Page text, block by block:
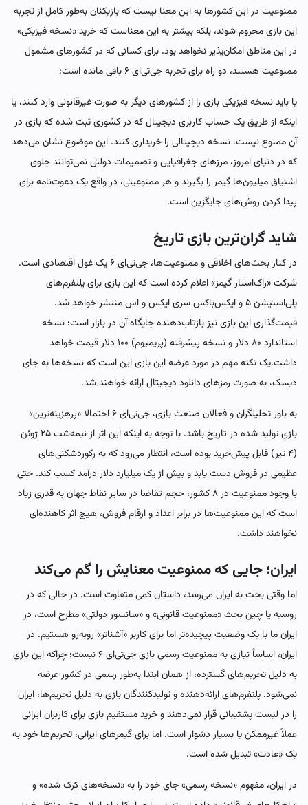
ممنوعیت در این کشورها به این معنا نیست که بازیکنان به‌طور کامل از تجربه
این بازی محروم شوند، بلکه بیشتر به این معناست که خرید «نسخه فیزیکی»
در این مناطق امکان‌پذیر نخواهد بود. برای کسانی که در کشورهای مشمول
ممنوعیت هستند، دو راه برای تجربه جی‌تی‌ای ۶ باقی مانده است:
یا باید نسخه فیزیکی بازی را از کشورهای دیگر به صورت غیرقانونی وارد کنند، یا
اینکه از طریق یک حساب کاربری دیجیتال که در کشوری ثبت شده که بازی در
آن ممنوع نیست، نسخه دیجیتالی را خریداری کنند. این موضوع نشان می‌دهد
که در دنیای امروز، مرزهای جغرافیایی و تصمیمات دولتی نمی‌توانند جلوی
اشتیاق میلیون‌ها گیمر را بگیرند و هر ممنوعیتی، در واقع یک دعوت‌نامه برای
پیدا کردن روش‌های جایگزین است.
شاید گران‌ترین بازی تاریخ
در کنار بحث‌های اخلاقی و ممنوعیت‌ها، جی‌تی‌ای ۶ یک غول اقتصادی است.
شرکت «راک‌استار گیمز» اعلام کرده است که این بازی برای پلتفرم‌های
پلی‌استیشن ۵ و ایکس‌باکس سری ایکس و اس منتشر خواهد شد.
قیمت‌گذاری این بازی نیز بازتاب‌دهنده جایگاه آن در بازار است؛ نسخه
استاندارد ۸۰ دلار و نسخه پیشرفته (پریمیوم) ۱۰۰ دلار قیمت خواهد
داشت.یک نکته مهم در مورد عرضه این بازی این است که نسخه‌ها به جای
دیسک، به صورت رمزهای دانلود دیجیتال ارائه خواهند شد.
به باور تحلیلگران و فعالان صنعت بازی، جی‌تی‌ای ۶ احتمالا «پرهزینه‌ترین»
بازی تولید شده در تاریخ باشد. با توجه به اینکه این اثر از نیمه‌شب ۲۵ ژوئن
(۴ تیر) قابل پیش‌خرید بوده است، انتظار می‌رود که به رکوردشکنی‌های
عظیمی در فروش دست یابد و بیش از یک میلیارد دلار درآمد کسب کند. حتی
با وجود ممنوعیت در ۸ کشور، حجم تقاضا در سایر نقاط جهان به قدری زیاد
است که این ممنوعیت‌ها در برابر اعداد و ارقام فروش، هیچ اثر کاهنده‌ای
نخواهند داشت.
ایران؛ جایی که ممنوعیت معنایش را گم می‌کند
اما وقتی بحث به ایران می‌رسد، داستان کمی متفاوت است. در حالی که در
روسیه یا چین بحث «ممنوعیت قانونی» و «سانسور دولتی» مطرح است، در
ایران ما با یک وضعیت پیچیده‌تر اما برای کاربر «آشناتر» روبه‌رو هستیم. در
ایران، اساساً نیازی به ممنوعیت رسمی بازی جی‌تی‌ای ۶ نیست؛ چراکه این بازی
به دلیل تحریم‌های گسترده، از همان ابتدا به‌طور رسمی در کشور عرضه
نمی‌شود. پلتفرم‌های ارائه‌دهنده و تولیدکنندگان بازی به دلیل تحریم‌ها، ایران
را در لیست پشتیبانی قرار نمی‌دهند و خرید مستقیم بازی برای کاربران ایرانی
عملاً غیرممکن یا بسیار دشوار است. اما برای گیمرهای ایرانی، تحریم‌ها خود به
یک «عادت» تبدیل شده است.
در ایران، مفهوم «نسخه رسمی» جای خود را به «نسخه‌های کرک شده» و